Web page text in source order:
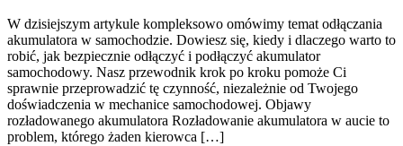
W dzisiejszym artykule kompleksowo omówimy temat odłączania
akumulatora w samochodzie. Dowiesz się, kiedy i dlaczego warto to
robić, jak bezpiecznie odłączyć i podłączyć akumulator
samochodowy. Nasz przewodnik krok po kroku pomoże Ci
sprawnie przeprowadzić tę czynność, niezależnie od Twojego
doświadczenia w mechanice samochodowej. Objawy
rozładowanego akumulatora Rozładowanie akumulatora w aucie to
problem, którego żaden kierowca […]